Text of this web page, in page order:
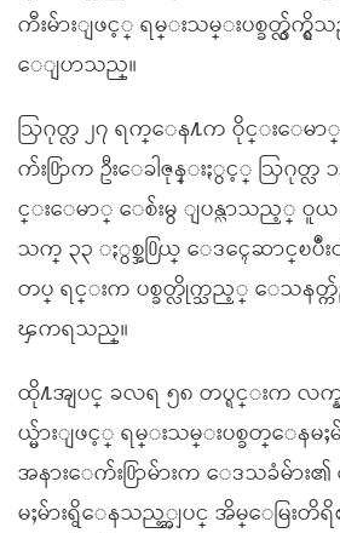
ကီးမ်ားျဖင့္ ရမ္းသမ္းပစ္ခတ္လွ်က္ရွိ
ေျပာသည္။
ဩဂုတ္လ ၂၇ ရက္ေန႔က ဝိုင္းေမာ္
က်း႐ြာက ဦးေခါဇုန္းႏွင့္ ဩဂုတ္လ
င္းေမာ္ ေစ်းမွ ျပန္လာသည့္ ဝူယန္
သက္ ၃၃ ႏွစ္အ႐ြယ္ ေဒၚေဆာင္ၿ
တပ္ ရင္းက ပစ္ခတ္လိုက္သည့္ ေသနတ္က်
ၾကရသည္။
ထို႔အျပင္ ခလရ ၅၈ တပ္ရင္းက လ
ယ္မ်ားျဖင့္ ရမ္းသမ္းပစ္ခတ္ေနမ
အနားေက်း႐ြာမ်ားက ေဒသခံမ်ား၏
မႈမ်ားရွိေနသည့္အျပင္ အိမ္ေမြးတိ